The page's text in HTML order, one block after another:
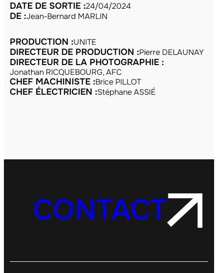
DATE DE SORTIE :24/04/2024
DE :Jean-Bernard MARLIN
PRODUCTION :UNITE
DIRECTEUR DE PRODUCTION :Pierre DELAUNAY
DIRECTEUR DE LA PHOTOGRAPHIE :
Jonathan RICQUEBOURG, AFC
CHEF MACHINISTE :Brice PILLOT
CHEF ÉLECTRICIEN :Stéphane ASSIÉ
CONTACT